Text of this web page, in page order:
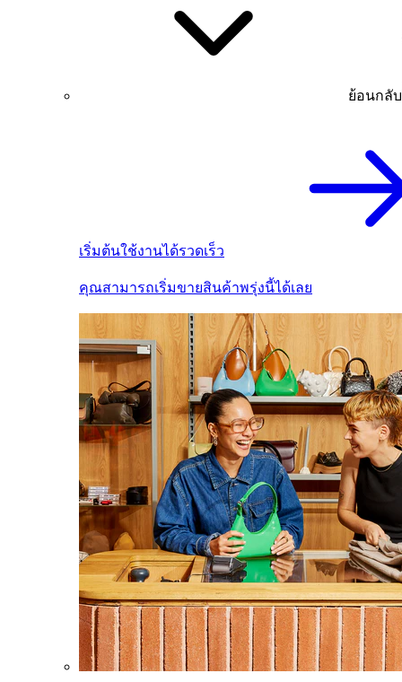
ย้อนกลับ
เริ่มต้นใช้งานได้รวดเร็ว
คุณสามารถเริ่มขายสินค้าพรุ่งนี้ได้เลย